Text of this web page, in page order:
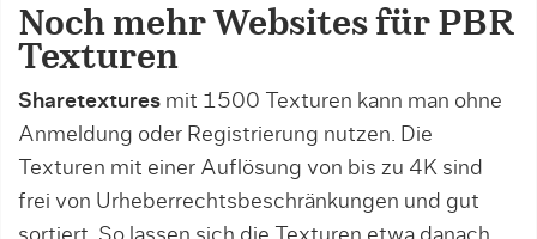
Noch mehr Websites für PBR
Texturen
Sharetextures mit 1500 Texturen kann man ohne
Anmeldung oder Registrierung nutzen. Die
Texturen mit einer Auflösung von bis zu 4K sind
frei von Urheberrechtsbeschränkungen und gut